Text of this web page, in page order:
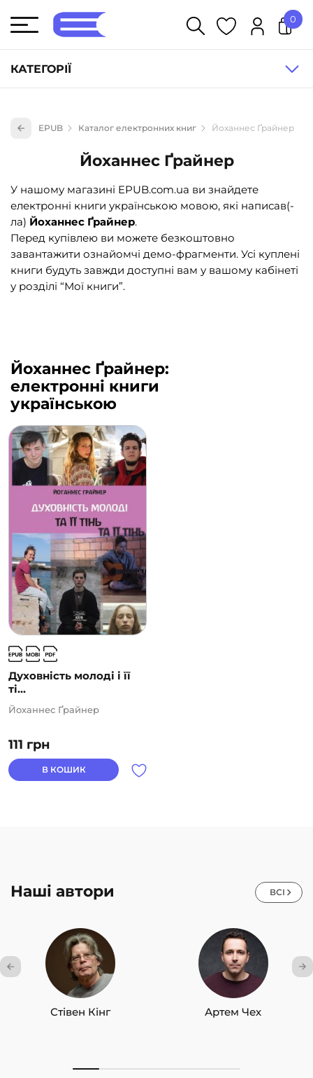
КАТЕГОРІЇ
Книги для дітей (835)
Книги для підлітків (240)
Науково-популярна література (1015)
Навчальна література та посібники (527)
Енциклопедії, довідники, словники (55)
Подарункові сертифікати (1)
0
EPUB Каталог електронних книг Йоханнес Ґрайнер
Йоханнес Ґрайнер
У нашому магазині EPUB.com.ua ви знайдете
електронні книги українською мовою, які написав(-
ла) Йоханнес Ґрайнер.
Перед купівлею ви можете безкоштовно
завантажити ознайомчі демо-фрагменти. Усі куплені
книги будуть завжди доступні вам у вашому кабінеті
у розділі “Мої книги”.
Йоханнес Ґрайнер:
електронні книги
українською
Духовність молоді і її
ті...
111 грн
Йоханнес Ґрайнер
В КОШИК
Наші автори ВСІ
Стівен Кінг Артем Чех